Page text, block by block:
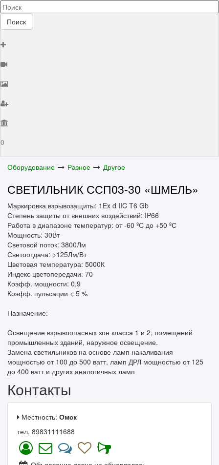
Поиск
0
Оборудование Разное Другое
СВЕТИЛЬНИК ССП03-30 «ШМЕЛЬ»
Маркировка взрывозащиты: 1Ex d IIC T6 Gb
Степень защиты от внешних воздействий: IP66
Работа в диапазоне температур: от -60 ºС до +50 ºС
Мощность: 30Вт
Световой поток: 3800Лм
Светоотдача: >125Лм/Вт
Цветовая температура: 5000К
Индекс цветопередачи: 70
Коэфф. мощности: 0,9
Коэфф. пульсации < 5 %
Назначение:
Освещение взрывоопасных зон класса 1 и 2, помещений
промышленных зданий, наружное освещение.
Замена светильников на основе ламп накаливания
мощностью от 100 до 500 ватт, ламп ДРЛ мощностью от 125
до 400 ватт и других аналогичных ламп
Контакты
Местность: Омск
тел. 89831111688